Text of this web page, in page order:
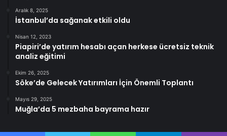
Aralık 8, 2025
İstanbul’da sağanak etkili oldu
Nisan 12, 2023
Piapiri’de yatırım hesabı açan herkese ücretsiz teknik
analiz eğitimi
Ekim 26, 2025
Söke’de Gelecek Yatırımları İçin Önemli Toplantı
Mayıs 29, 2025
Muğla’da 5 mezbaha bayrama hazır